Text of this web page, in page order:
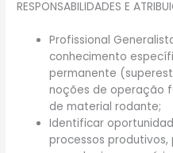
RESPONSABILIDADES E
Profissional
conhecimento
permanente
noções de operação
de material rodante;
Identificar
processos